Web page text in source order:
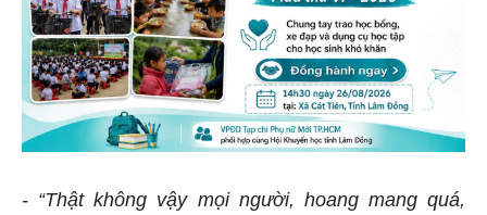
- “Thật không vậy mọi người, hoang mang quá,